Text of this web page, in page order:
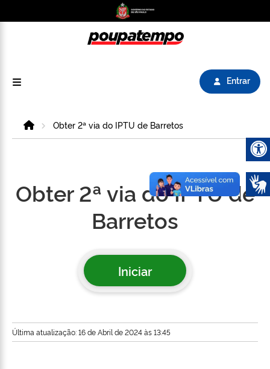
Entrar
HomeObter 2ª via do IPTU de Barretos
Obter 2ª via do IPTU de
Barretos
Iniciar
Última atualização: 16 de Abril de 2024 às 13:45